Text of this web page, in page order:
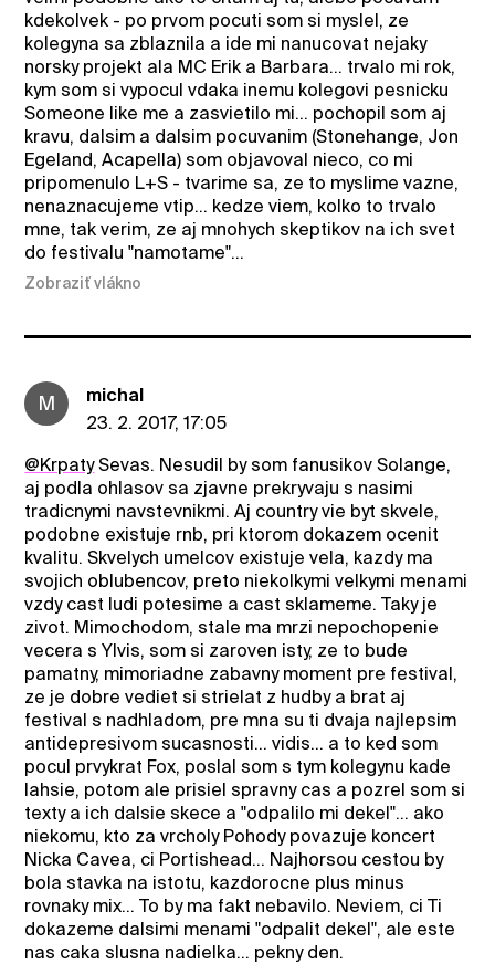
kdekolvek - po prvom pocuti som si myslel, ze
kolegyna sa zblaznila a ide mi nanucovat nejaky
norsky projekt ala MC Erik a Barbara... trvalo mi rok,
kym som si vypocul vdaka inemu kolegovi pesnicku
Someone like me a zasvietilo mi... pochopil som aj
kravu, dalsim a dalsim pocuvanim (Stonehange, Jon
Egeland, Acapella) som objavoval nieco, co mi
pripomenulo L+S - tvarime sa, ze to myslime vazne,
nenaznacujeme vtip... kedze viem, kolko to trvalo
mne, tak verim, ze aj mnohych skeptikov na ich svet
do festivalu "namotame"...
Zobraziť vlákno
M
michal
23. 2. 2017, 17:05
@KrpatySevas. Nesudil by som fanusikov Solange,
aj podla ohlasov sa zjavne prekryvaju s nasimi
tradicnymi navstevnikmi. Aj country vie byt skvele,
podobne existuje rnb, pri ktorom dokazem ocenit
kvalitu. Skvelych umelcov existuje vela, kazdy ma
svojich oblubencov, preto niekolkymi velkymi menami
vzdy cast ludi potesime a cast sklameme. Taky je
zivot. Mimochodom, stale ma mrzi nepochopenie
vecera s Ylvis, som si zaroven isty, ze to bude
pamatny, mimoriadne zabavny moment pre festival,
ze je dobre vediet si strielat z hudby a brat aj
festival s nadhladom, pre mna su ti dvaja najlepsim
antidepresivom sucasnosti... vidis... a to ked som
pocul prvykrat Fox, poslal som s tym kolegynu kade
lahsie, potom ale prisiel spravny cas a pozrel som si
texty a ich dalsie skece a "odpalilo mi dekel"... ako
niekomu, kto za vrcholy Pohody povazuje koncert
Nicka Cavea, ci Portishead... Najhorsou cestou by
bola stavka na istotu, kazdorocne plus minus
rovnaky mix... To by ma fakt nebavilo. Neviem, ci Ti
dokazeme dalsimi menami "odpalit dekel", ale este
nas caka slusna nadielka... pekny den.